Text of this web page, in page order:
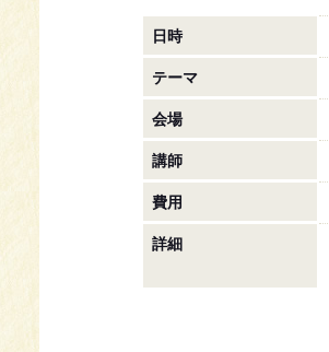
日時
テーマ
会場
講師
費用
詳細